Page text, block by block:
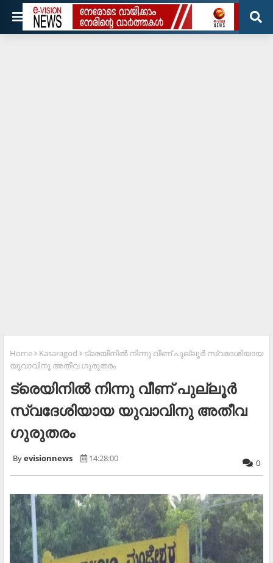
Home Kasaragod
ട്രെയിനില്‍ നിന്നു വീണ് പുല്ലൂര്‍ സ്വദേശിയായ
യുവാവിനു അതീവ ഗുരുതരം
ട്രെയിനില്‍ നിന്നു വീണ് പുല്ലൂര്‍
സ്വദേശിയായ യുവാവിനു അതീവ
ഗുരുതരം
evisionnews 14:28:00 0